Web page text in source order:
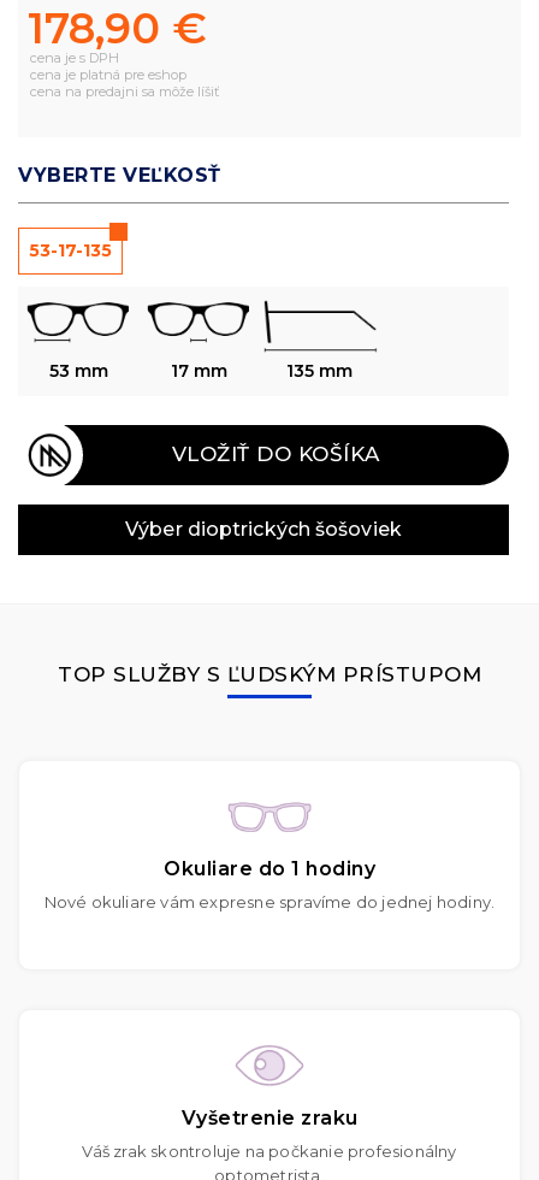
178,90 €
cena je s DPH
cena je platná pre eshop
cena na predajni sa môže líšiť
VYBERTE VEĽKOSŤ
53-17-135
53 mm 17 mm 135 mm
VLOŽIŤ DO KOŠÍKA
Výber dioptrických šošoviek
TOP SLUŽBY S ĽUDSKÝM PRÍSTUPOM
Okuliare do 1 hodiny
Nové okuliare vám expresne spravíme do jednej hodiny.
Vyšetrenie zraku
Váš zrak skontroluje na počkanie profesionálny
optometrista.